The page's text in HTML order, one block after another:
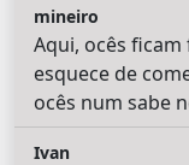
mineiro
Aqui, ocês
esquece de
ocês num sabe
Ivan